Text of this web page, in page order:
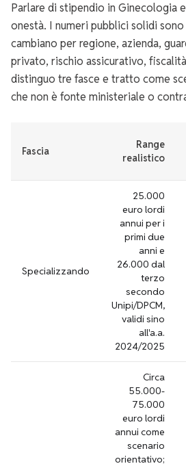
Parlare di stipendio in Ginecologia
onestà. I numeri pubblici solidi
cambiano per regione, azienda,
privato, rischio assicurativo,
distinguo tre fasce e tratto come
che non è fonte ministeriale o
Fascia
Range
realistico
Specializzando
25.000
euro lordi
annui per i
primi due
anni e
26.000 dal
terzo
secondo
Unipi/DPCM,
validi sino
all'a.a.
2024/2025
Circa
55.000-
75.000
euro lordi
annui come
scenario
orientativo;